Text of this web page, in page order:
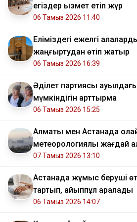
егіздер қызмет етіп жүр
06 Тамыз 2026 11:40
Еліміздегі ежелгі
жаңғыртудан өтіп жатыр
06 Тамыз 2026 16:39
Әділет партиясы
мүмкіндігін арттырмақ
06 Тамыз 2026 15:25
Алматы мен Астанада
метеорологиялық жағдай
07 Тамыз 2026 13:10
Астанада жұмыс беруші
тартып, айыппұл арқалады
06 Тамыз 2026 14:07